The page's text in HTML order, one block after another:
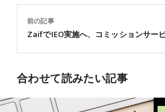
前の記事
ZaifでIEO実施へ、コミッションサー
合わせて読みたい記事